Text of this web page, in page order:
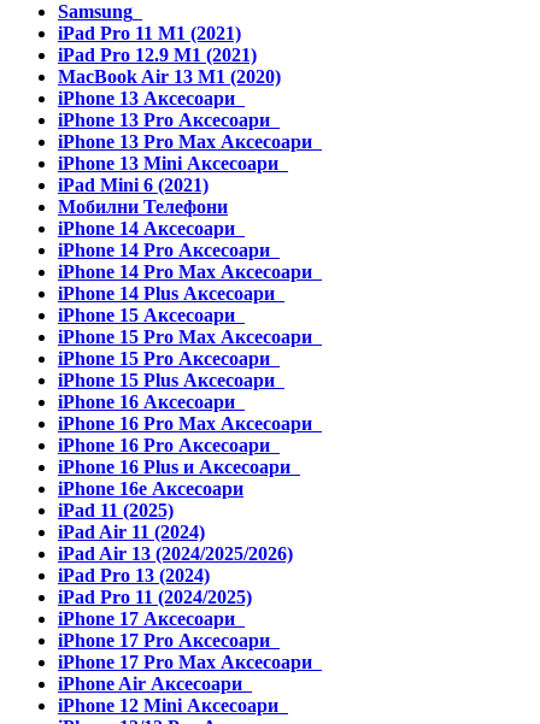
Samsung
iPad Pro 11 M1 (2021)
iPad Pro 12.9 M1 (2021)
MacBook Air 13 M1 (2020)
iPhone 13 Аксесоари
iPhone 13 Pro Аксесоари
iPhone 13 Pro Max Аксесоари
iPhone 13 Mini Аксесоари
iPad Mini 6 (2021)
Мобилни Телефони
iPhone 14 Аксесоари
iPhone 14 Pro Аксесоари
iPhone 14 Pro Max Аксесоари
iPhone 14 Plus Аксесоари
iPhone 15 Аксесоари
iPhone 15 Pro Max Аксесоари
iPhone 15 Pro Аксесоари
iPhone 15 Plus Аксесоари
iPhone 16 Аксесоари
iPhone 16 Pro Max Аксесоари
iPhone 16 Pro Аксесоари
iPhone 16 Plus и Аксесоари
iPhone 16e Аксесоари
iPad 11 (2025)
iPad Air 11 (2024)
iPad Air 13 (2024/2025/2026)
iPad Pro 13 (2024)
iPad Pro 11 (2024/2025)
iPhone 17 Аксесоари
iPhone 17 Pro Аксесоари
iPhone 17 Pro Max Аксесоари
iPhone Air Аксесоари
iPhone 12 Mini Аксесоари